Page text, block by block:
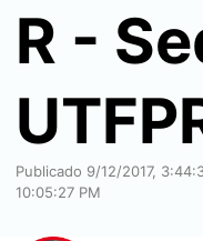
R -
Publicado 9/12/2017,
10:05:27 PM